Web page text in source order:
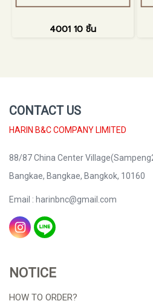
4001 10 ชิ้น
CONTACT US
HARIN B&C COMPANY LIMITED
88/87 China Center
Bangkae, Bangkae, Bangkok, 10160
Email : harinbnc@gmail.com
NOTICE
HOW TO ORDER?